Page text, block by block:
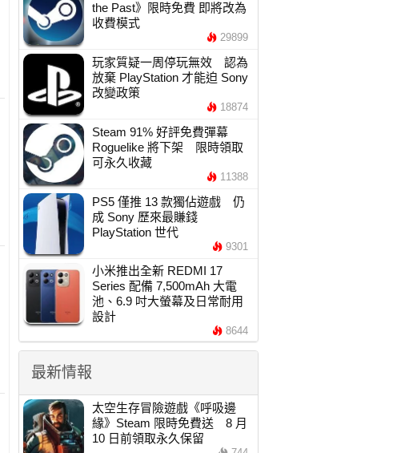
the Past》限時免費 即將改為
收費模式
29899
玩家質疑一周停玩無效 認為
放棄 PlayStation 才能迫 Sony
改變政策
18874
Steam 91% 好評免費彈幕
Roguelike 將下架 限時領取
可永久收藏
11388
PS5 僅推 13 款獨佔遊戲 仍
成 Sony 歷來最賺錢
PlayStation 世代
9301
小米推出全新 REDMI 17
Series 配備 7,500mAh 大電
池、6.9 吋大螢幕及日常耐用
設計
8644
最新情報
太空生存冒險遊戲《呼吸邊
緣》Steam 限時免費送 8 月
10 日前領取永久保留